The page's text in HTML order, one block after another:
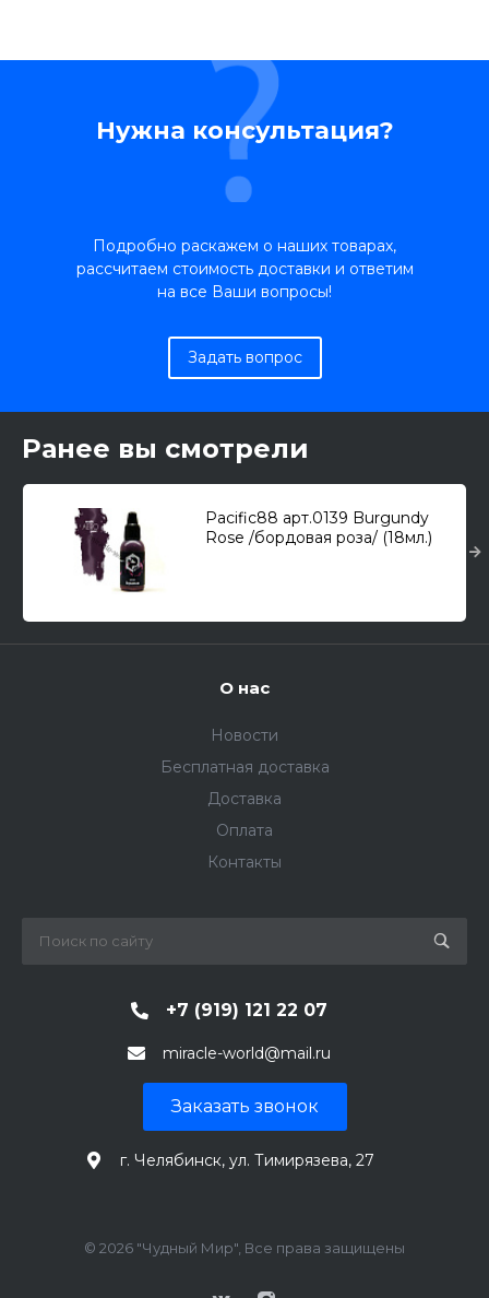
Нужна консультация?
Подробно раскажем о наших товарах,
рассчитаем стоимость доставки и ответим
на все Ваши вопросы!
Задать вопрос
Ранее вы смотрели
Pacific88 арт.0139 Burgundy
Rose /бордовая роза/ (18мл.)
О нас
Новости
Бесплатная доставка
Доставка
Оплата
Контакты
+7 (919) 121 22 07
miracle-world@mail.ru
Заказать звонок
г. Челябинск, ул. Тимирязева, 27
© 2026 "Чудный Мир", Все права защищены